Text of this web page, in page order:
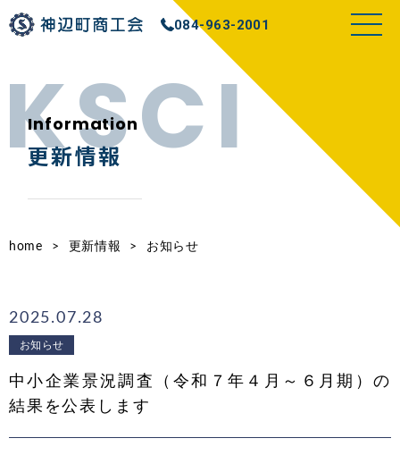
084-963-2001
Information
更新情報
home > 更新情報 > お知らせ
2025.07.28
お知らせ
中小企業景況調査（令和７年４月～６月期）の
結果を公表します